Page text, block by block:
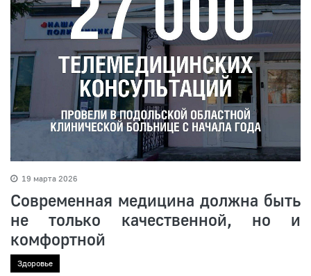
19 марта 2026
Современная медицина должна быть
не только качественной, но и
комфортной
Здоровье